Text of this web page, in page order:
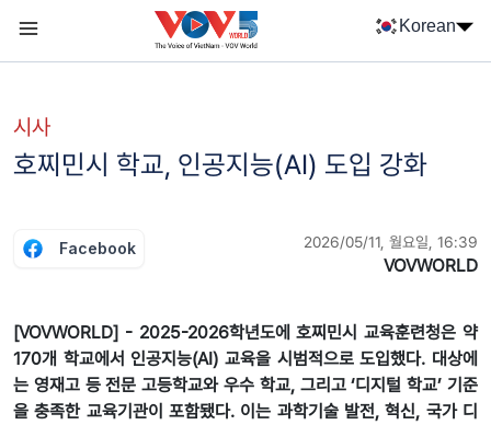
Korean
시사
호찌민시 학교, 인공지능(AI) 도입 강화
Facebook 2026/05/11, 월요일, 16:39
VOVWORLD
[VOVWORLD] - 2025-2026학년도에 호찌민시 교육훈련청은 약
170개 학교에서 인공지능(AI) 교육을 시범적으로 도입했다. 대상에
는 영재고 등 전문 고등학교와 우수 학교, 그리고 ‘디지털 학교’ 기준
을 충족한 교육기관이 포함됐다. 이는 과학기술 발전, 혁신, 국가 디